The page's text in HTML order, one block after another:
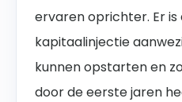
ervaren oprichter. Er is
kapitaalinjectie
kunnen opstarten en
door de eerste jaren